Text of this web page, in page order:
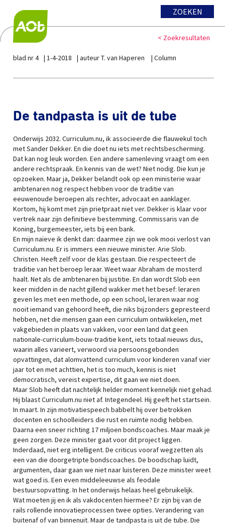
ZOEKEN
< Zoekresultaten
blad nr 4 1-4-2018 auteur T. van Haperen Column
De tandpasta is uit de tube
Onderwijs 2032. Curriculum.nu, ik associeerde die flauwekul toch
met Sander Dekker. En die doet nu iets met rechtsbescherming.
Dat kan nog leuk worden. Een andere samenleving vraagt om een
andere rechtspraak. En kennis van de wet? Niet nodig. Die kun je
opzoeken. Maar ja, Dekker belandt ook op een ministerie waar
ambtenaren nog respect hebben voor de traditie van
eeuwenoude beroepen als rechter, advocaat en aanklager.
Kortom, hij komt met zijn prietpraat niet ver. Dekker is klaar voor
vertrek naar zijn definitieve bestemming. Commissaris van de
Koning, burgemeester, iets bij een bank.
En mijn naïeve ik denkt dan: daarmee zijn we ook mooi verlost van
Curriculum.nu. Er is immers een nieuwe minister. Arie Slob.
Christen. Heeft zelf voor de klas gestaan. Die respecteert de
traditie van het beroep leraar. Weet waar Abraham de mosterd
haalt. Net als de ambtenaren bij justitie. En dan wordt Slob een
keer midden in de nacht gillend wakker met het besef: leraren
geven les met een methode, op een school, leraren waar nog
nooit iemand van gehoord heeft, die niks bijzonders gepresteerd
hebben, net die mensen gaan een curriculum ontwikkelen, met
vakgebieden in plaats van vakken, voor een land dat geen
nationale-curriculum-bouw-traditie kent, iets totaal nieuws dus,
waarin alles varieert, verwoord via persoonsgebonden
opvattingen, dat alomvattend curriculum voor kinderen vanaf vier
jaar tot en met achttien, het is too much, kennis is niet
democratisch, vereist expertise, dit gaan we niet doen.
Maar Slob heeft dat nachtelijk helder moment kennelijk niet gehad.
Hij blaast Curriculum.nu niet af. Integendeel. Hij geeft het startsein.
In maart. In zijn motivatiespeech babbelt hij over betrokken
docenten en schoolleiders die rust en ruimte nodig hebben.
Daarna een sneer richting 17 miljoen bondscoaches. Maar maak je
geen zorgen. Deze minister gaat voor dit project liggen.
Inderdaad, niet erg intelligent. De criticus vooraf wegzetten als
een van die doorgetripte bondscoaches. De boodschap luidt,
argumenten, daar gaan we niet naar luisteren. Deze minister weet
wat goed is. Een even middeleeuwse als feodale
bestuursopvatting. In het onderwijs helaas heel gebruikelijk.
Wat moeten jij en ik als vakdocenten hiermee? Er zijn bij van de
rails rollende innovatieprocessen twee opties. Verandering van
buitenaf of van binnenuit. Maar de tandpasta is uit de tube. Die